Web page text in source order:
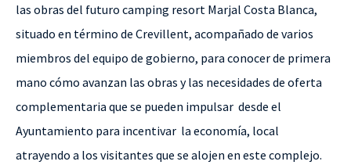
las obras del futuro camping resort Marjal Costa Blanca,
situado en término de Crevillent, acompañado de varios
miembros del equipo de gobierno, para conocer de primera
mano cómo avanzan las obras y las necesidades de oferta
complementaria que se pueden impulsar desde el
Ayuntamiento para incentivar la economía, local
atrayendo a los visitantes que se alojen en este complejo.